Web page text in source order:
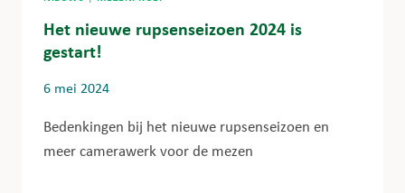
Het nieuwe rupsenseizoen 2024 is
gestart!
6 mei 2024
Bedenkingen bij het nieuwe rupsenseizoen en
meer camerawerk voor de mezen